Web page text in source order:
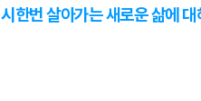
시한번 살아가는 새로운 삶에